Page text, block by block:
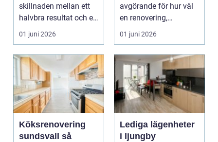
skillnaden mellan ett
halvbra resultat och ett
hem eller en...
01 juni 2026
avgörande för hur väl
en renovering,
ombyggnad eller
tillbyggnad ...
01 juni 2026
Köksrenovering
sundsvall så
Lediga lägenheter
i ljungby